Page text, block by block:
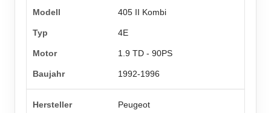
405 II Kombi
4E
1.9 TD - 90PS
1992-1996
Peugeot